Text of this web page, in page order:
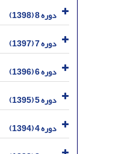
دوره 8 (1398)
دوره 7 (1397)
دوره 6 (1396)
دوره 5 (1395)
دوره 4 (1394)